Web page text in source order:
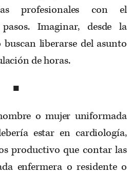
profesionales con el
Imaginar, desde la
liberarse del asunto
de horas.
■
o mujer uniformada
estar en cardiología,
productivo que contar las
enfermera o residente o